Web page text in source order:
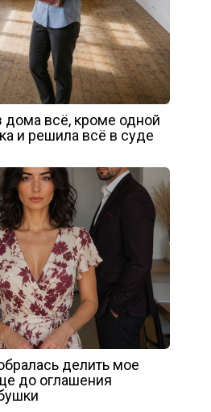
дома всё, кроме одной
и решила всё в суде
делить мое
до оглашения